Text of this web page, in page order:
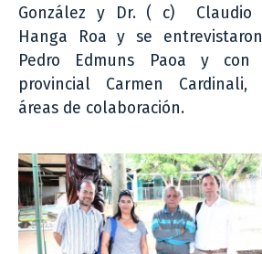
González y Dr. ( c) Claudio
Hanga Roa y se
Pedro Edmuns Paoa y con
provincial Carmen
áreas de colaboración.